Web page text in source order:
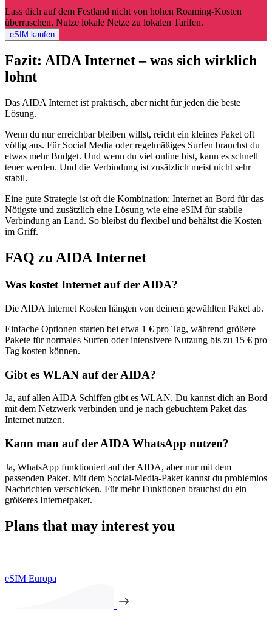
Lass dich auf dem Festland nicht von hohen Roaming-Kosten
überraschen. Nutze lokale Netze zu lokalen Tarifen.
eSIM kaufen
Fazit: AIDA Internet – was sich wirklich
lohnt
Das AIDA Internet ist praktisch, aber nicht für jeden die beste
Lösung.
Wenn du nur erreichbar bleiben willst, reicht ein kleines Paket oft
völlig aus. Für Social Media oder regelmäßiges Surfen brauchst du
etwas mehr Budget. Und wenn du viel online bist, kann es schnell
teuer werden. Und die Verbindung ist zusätzlich meist nicht sehr
stabil.
Eine gute Strategie ist oft die Kombination: Internet an Bord für das
Nötigste und zusätzlich eine Lösung wie eine eSIM für stabile
Verbindung an Land. So bleibst du flexibel und behältst die Kosten
im Griff.
FAQ zu AIDA Internet
Was kostet Internet auf der AIDA?
Die AIDA Internet Kosten hängen von deinem gewählten Paket ab.
Einfache Optionen starten bei etwa 1 € pro Tag, während größere
Pakete für normales Surfen oder intensivere Nutzung bis zu 15 € pro
Tag kosten können.
Gibt es WLAN auf der AIDA?
Ja, auf allen AIDA Schiffen gibt es WLAN. Du kannst dich an Bord
mit dem Netzwerk verbinden und je nach gebuchtem Paket das
Internet nutzen.
Kann man auf der AIDA WhatsApp nutzen?
Ja, WhatsApp funktioniert auf der AIDA, aber nur mit dem
passenden Paket. Mit dem Social-Media-Paket kannst du problemlos
Nachrichten verschicken. Für mehr Funktionen brauchst du ein
größeres Internetpaket.
Plans that may interest you
eSIM Europa